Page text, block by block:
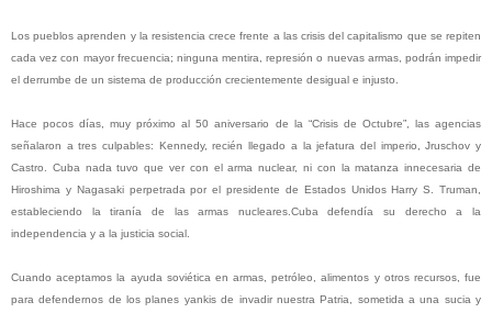
Los pueblos aprenden y la resistencia crece frente a las crisis del capitalismo que se repiten
cada vez con mayor frecuencia; ninguna mentira, represión o nuevas armas, podrán impedir
el derrumbe de un sistema de producción crecientemente desigual e injusto.
Hace pocos días, muy próximo al 50 aniversario de la “Crisis de Octubre”, las agencias
señalaron a tres culpables: Kennedy, recién llegado a la jefatura del imperio, Jruschov y
Castro. Cuba nada tuvo que ver con el arma nuclear, ni con la matanza innecesaria de
Hiroshima y Nagasaki perpetrada por el presidente de Estados Unidos Harry S. Truman,
estableciendo la tiranía de las armas nucleares.Cuba defendía su derecho a la
independencia y a la justicia social.
Cuando aceptamos la ayuda soviética en armas, petróleo, alimentos y otros recursos, fue
para defendernos de los planes yankis de invadir nuestra Patria, sometida a una sucia y